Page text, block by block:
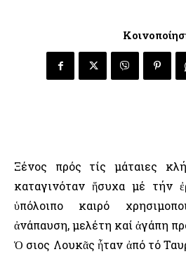
Ξένος πρός τίς μάταιες
καταγινόταν ἥσυχα μέ τήν
ὑπόλοιπο καιρό
ἀνάπαυση, μελέτη καί ἀγάπη
Ὁ Ὅσιος Λουκᾶς ἦταν ἀπό τό